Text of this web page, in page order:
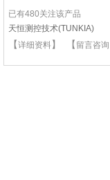
已有480关注该产品
天恒测控技术(TUNKIA)
【详细资料】 【 留言咨询